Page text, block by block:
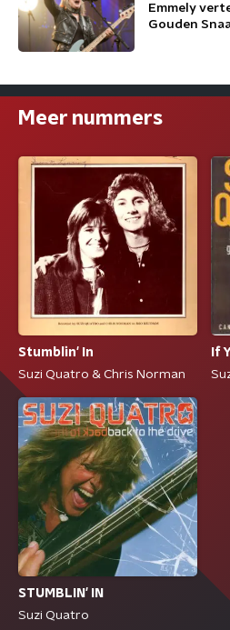
Emmely
Gouden
Meer nummers
Stumblin' In
Suzi Quatro & Chris Norman
If
STUMBLIN' IN
Suzi Quatro